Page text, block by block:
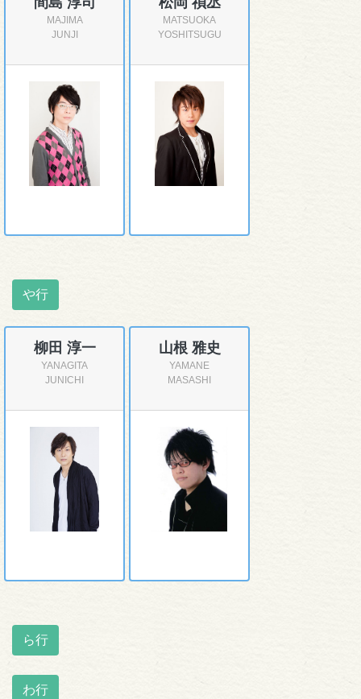
MAJIMA
JUNJI
MATSUOKA
YOSHITSUGU
や行
柳田 淳一
YANAGITA
JUNICHI
山根 雅史
YAMANE
MASASHI
ら行
わ行